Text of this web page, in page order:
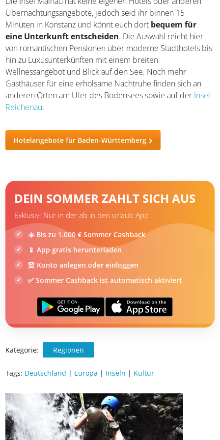
Gerichten wie Spargel, könnt ihr vor allem die Weine aus
sonnengereiften Trauben kosten. Frisches Gemüse und
Kräuter aus der Region verfeinern die hiesigen
Kochkünste und lassen euch den Urlaub so richtig
genießen.
Hotels und Unterkünfte
Die Insel Mainau hat keine eigenen Hotels oder anderen
eine Unterkunft entscheiden. Die Auswahl reicht hier
von romantischen Pensionen über moderne Stadthotels
Gasthäuser für eine erholsame Nachtruhe finden sich an
anderen Orten am Ufer des Bodensees sowie auf der
Hotelangebote für Baden-Württemberg
DEIN SOMMER ZAHLT SICH AUS
Exklusiv: Nur in der ab in den urlaub App
📱 App gratis herunterladen